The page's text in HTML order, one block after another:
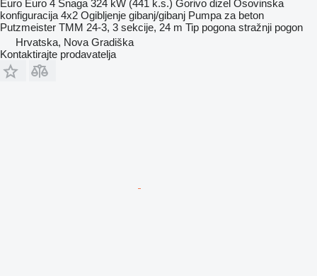
Euro Euro 4 Snaga 324 kW (441 k.s.) Gorivo dizel Osovinska
konfiguracija 4x2 Ogibljenje gibanj/gibanj Pumpa za beton
Putzmeister TMM 24-3, 3 sekcije, 24 m Tip pogona stražnji pogon
Hrvatska, Nova Gradiška
Kontaktirajte prodavatelja